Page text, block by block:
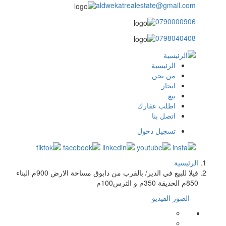
aldwekatrealestate@gmail.com
0790000906
0798040408
main
menu
الرئيسية
من نحن
ايجار
بيع
اطلب عقارك
اتصل بنا
user
login
تسجيل دخول
مسار
التنقل
الرئيسية
فيلا للبيع في الدير/ بالقرب من دابوق مساحة الارض 900م البناء
850م الحديقة 350م و الترس100م
الصور الفيديو